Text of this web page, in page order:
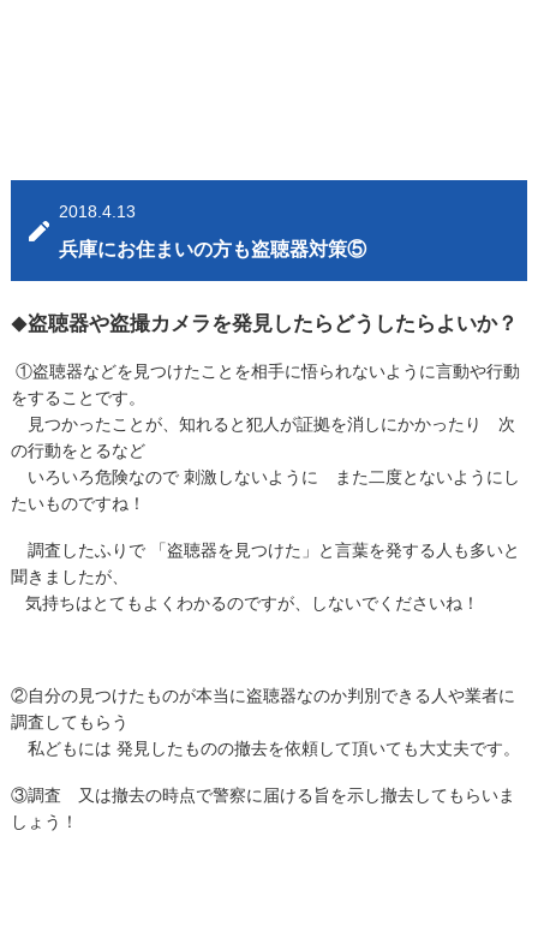
2018.4.13
兵庫にお住まいの方も盗聴器対策⑤
◆盗聴器や盗撮カメラを発見したらどうしたらよいか？
①盗聴器などを見つけたことを相手に悟られないように言動や行動
をすることです。
見つかったことが、知れると犯人が証拠を消しにかかったり 次
の行動をとるなど
いろいろ危険なので 刺激しないように また二度とないようにし
たいものですね！
調査したふりで 「盗聴器を見つけた」と言葉を発する人も多いと
聞きましたが、
気持ちはとてもよくわかるのですが、しないでくださいね！
②自分の見つけたものが本当に盗聴器なのか判別できる人や業者に
調査してもらう
私どもには 発見したものの撤去を依頼して頂いても大丈夫です。
③調査 又は撤去の時点で警察に届ける旨を示し撤去してもらいま
しょう！